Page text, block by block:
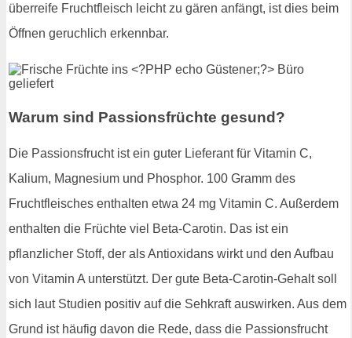
überreife Fruchtfleisch leicht zu gären anfängt, ist dies beim
Öffnen geruchlich erkennbar.
Warum sind Passionsfrüchte gesund?
Die Passionsfrucht ist ein guter Lieferant für Vitamin C,
Kalium, Magnesium und Phosphor. 100 Gramm des
Fruchtfleisches enthalten etwa 24 mg Vitamin C. Außerdem
enthalten die Früchte viel Beta-Carotin. Das ist ein
pflanzlicher Stoff, der als Antioxidans wirkt und den Aufbau
von Vitamin A unterstützt. Der gute Beta-Carotin-Gehalt soll
sich laut Studien positiv auf die Sehkraft auswirken. Aus dem
Grund ist häufig davon die Rede, dass die Passionsfrucht